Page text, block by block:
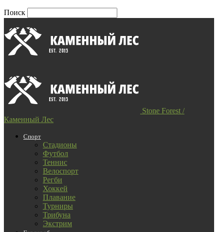
Поиск
Stone Forest /
Каменный Лес
Спорт
Стадионы
Футбол
Теннис
Велоспорт
Регби
Хоккей
Плавание
Турниры
Трибуна
Экстрим